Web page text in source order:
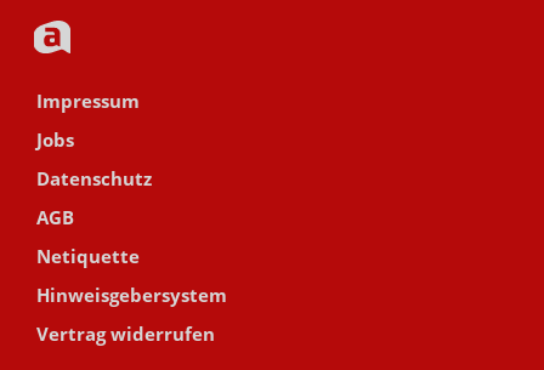
Impressum
Jobs
Datenschutz
AGB
Netiquette
Hinweisgebersystem
Vertrag widerrufen